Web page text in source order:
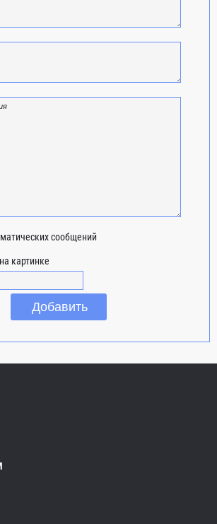
сообщений
картинке